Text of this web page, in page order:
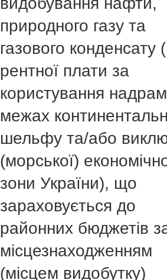
природного газу та
газового конденсату
рентної плати за
користування
межах
шельфу та/або
(морської)
зони України), що
зараховується до
районних бюджетів
місцезнаходженням
(місцем видобутку)